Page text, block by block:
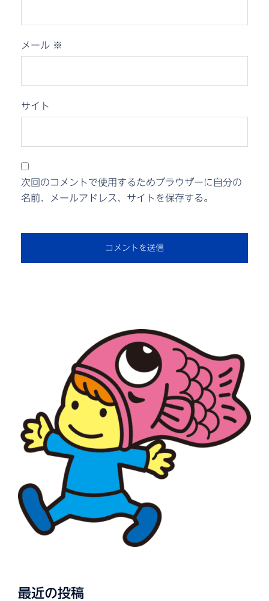
メール ※
サイト
次回のコメントで使用するためブラウザーに自分の
名前、メールアドレス、サイトを保存する。
最近の投稿